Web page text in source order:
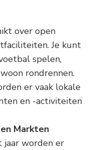
over open
Je kunt
spelen,
rondrennen.
er vaak lokale
en -activiteiten
Markten
jaar worden er